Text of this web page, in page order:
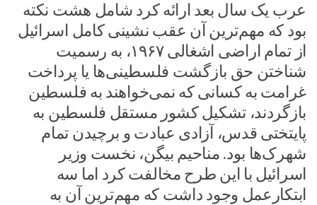
عرب یک سال بعد ارائه کرد شامل هشت نکته
بود که مهم‌ترین آن عقب نشینی کامل اسرائیل
از تمام اراضی اشغالی ۱۹۶۷، به رسمیت
شناختن حق بازگشت فلسطینی‌ها یا پرداخت
غرامت به کسانی که نمی‌خواهند به فلسطین
بازگردند، تشکیل کشور مستقل فلسطین به
پایتختی قدس، آزادی عبادت و برچیدن تمام
شهرک‌ها بود. مناحیم بیگن، نخست وزیر
اسرائیل با این طرح مخالفت کرد اما سه
ابتکارعمل وجود داشت که مهم‌ترین آن به